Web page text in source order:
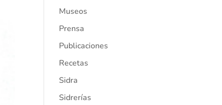
Museos
Prensa
Publicaciones
Recetas
Sidra
Sidrerías